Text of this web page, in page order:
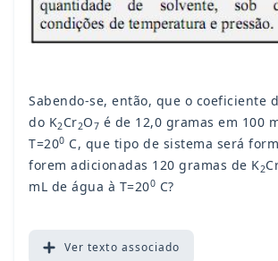
Sabendo-se, então, que o coeficiente
do K2 Cr2O7 é de 12,0 gramas em 100
T=200 C, que tipo de sistema será
forem adicionadas 120 gramas de K2
mL de água à T=200 C?
Ver texto associado